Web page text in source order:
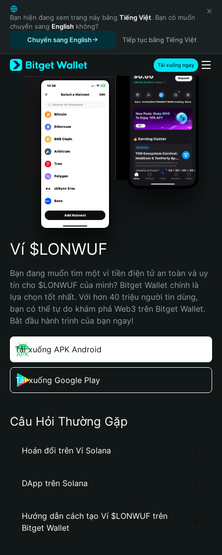
English
日本語
Tiếng Việt
Русский
Español (Latinoamérica)
Türkçe
Italiano
Português (Portugal)
Bahasa Indonesia
Português (Brasil)
Español (Argentina)
Bạn hiện đang xem trang này bằng Tiếng Việt. Bạn có muốn
chuyển sang English không?
Chuyển sang English
Tiếp tục bằng Tiếng Việt
Tải xuống ngay
Ví $LONWUF
Bạn đang muốn tìm một ví tiền điện tử an toàn và uy
tín cho $LONWUF của mình? Bitget Wallet chính là
lựa chọn tốt nhất. Với hơn 40 triệu người tin dùng,
bạn có thể tự do khám phá Web3 trên Bitget Wallet.
Bắt đầu hành trình của bạn ngay!
Tải xuống APK Android
Tải xuống Google Play
Câu Hỏi Thường Gặp
Hoán đổi trên Ví Solana
DApp trên Solana
Hướng dẫn cách tạo Ví $LONWUF trên
Bitget Wallet